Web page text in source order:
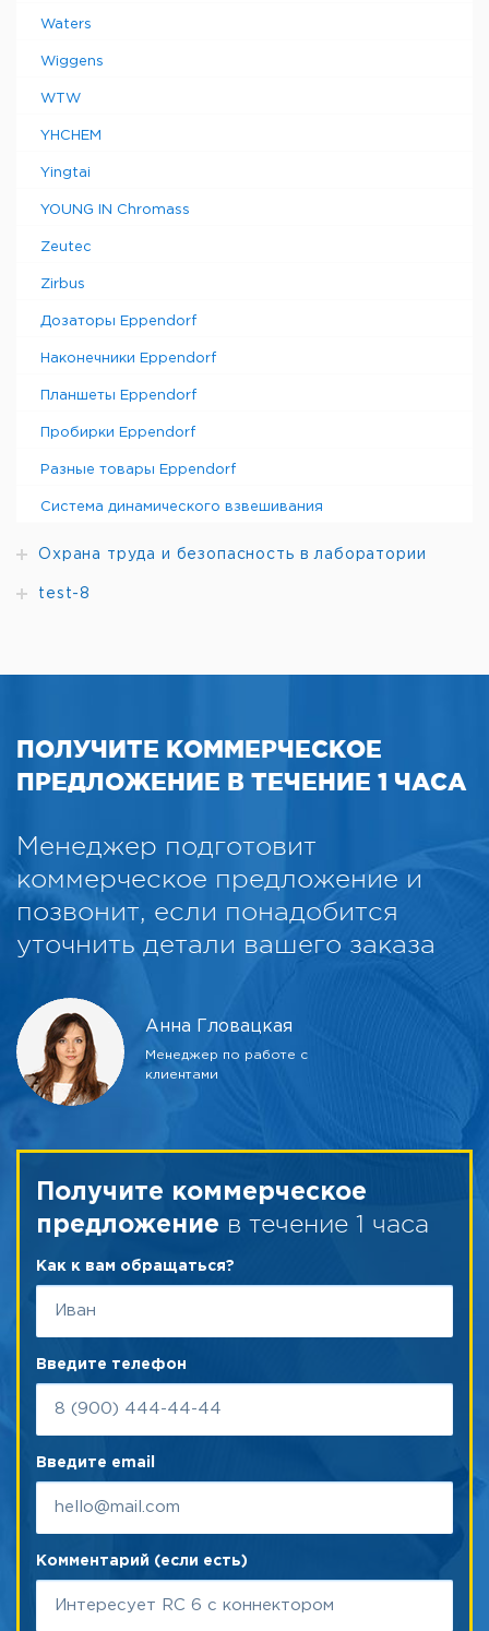
Waters
Wiggens
WTW
YHCHEM
Yingtai
YOUNG IN Chromass
Zeutec
Zirbus
Дозаторы Eppendorf
Наконечники Eppendorf
Планшеты Eppendorf
Пробирки Eppendorf
Разные товары Eppendorf
Система динамического взвешивания
Охрана труда и безопасность в лаборатории
test-8
ПОЛУЧИТЕ КОММЕРЧЕСКОЕ
ПРЕДЛОЖЕНИЕ В ТЕЧЕНИЕ 1 ЧАСА
Менеджер подготовит
коммерческое предложение и
позвонит, если понадобится
уточнить детали вашего заказа
Анна Гловацкая
Менеджер по работе с
клиентами
Получите коммерческое
предложение в течение 1 часа
Как к вам обращаться?
Введите телефон
Введите email
Комментарий (если есть)